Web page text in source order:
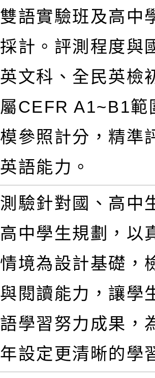
雙語實驗班及高中
採計。評測程度與
英文科、全民英檢
屬CEFR A1~B1範
模參照計分，精準
英語能力。
測驗針對國、高中
高中學生規劃，以
情境為設計基礎，
與閱讀能力，讓學
語學習努力成果，
年設定更清晰的學